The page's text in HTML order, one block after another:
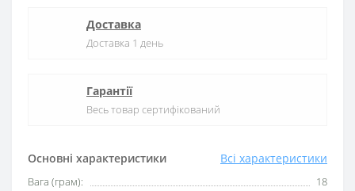
Основні характеристики Всі характеристики
Вага (грам):
18
Доставка
Доставка 1 день
Гарантії
Весь товар сертифікований